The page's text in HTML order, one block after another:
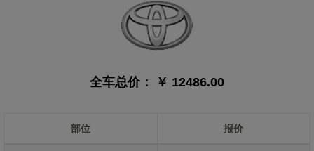
全车总价： ￥ 12486.00
部位 报价